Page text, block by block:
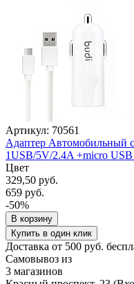
Артикул: 70561
Адаптер Автомобильный
1USB/5V/2.4A +micro
Цвет
329,50 руб.
659 руб.
-50%
В корзину
Купить в один клик
Доставка от 500 руб.
Самовывоз из
3 магазинов